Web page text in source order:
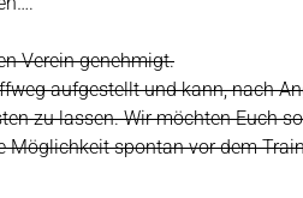
Verein genehmigt.
aufgestellt und kann, nach
zu lassen. Wir möchten Euch
spontan vor dem